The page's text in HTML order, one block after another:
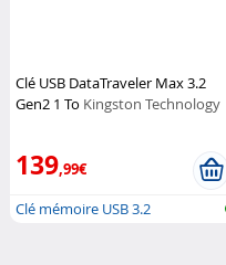
Clé USB DataTraveler Max 3.2
Gen2 1 To Kingston Technology
139,99€
Clé mémoire USB 3.2